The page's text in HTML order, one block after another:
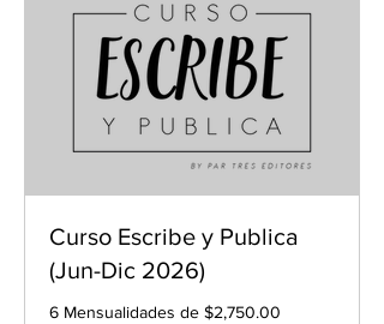
Curso Escribe y Publica
(Jun-Dic 2026)
6 Mensualidades de $2,750.00